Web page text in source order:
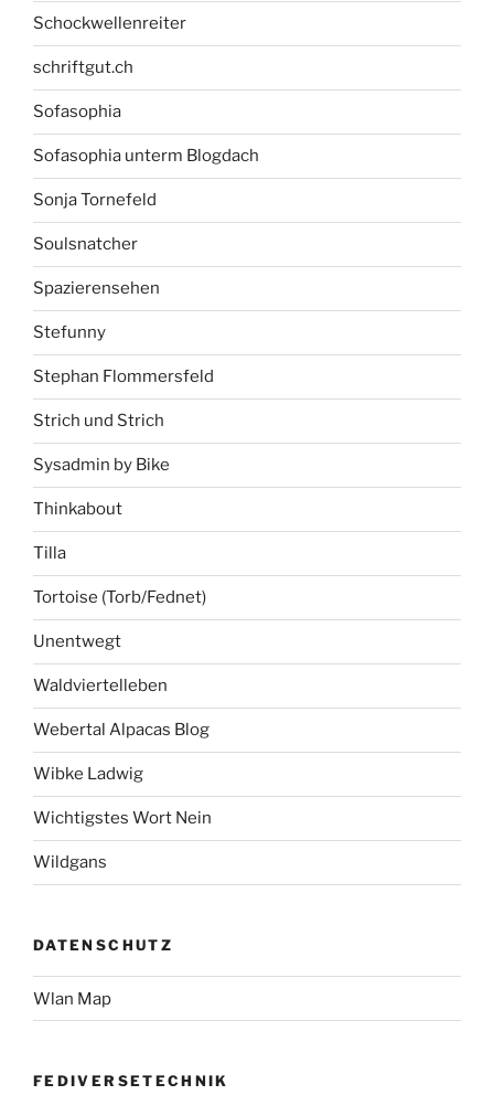
Schockwellenreiter
schriftgut.ch
Sofasophia
Sofasophia unterm Blogdach
Sonja Tornefeld
Soulsnatcher
Spazierensehen
Stefunny
Stephan Flommersfeld
Strich und Strich
Sysadmin by Bike
Thinkabout
Tilla
Tortoise (Torb/Fednet)
Unentwegt
Waldviertelleben
Webertal Alpacas Blog
Wibke Ladwig
Wichtigstes Wort Nein
Wildgans
DATENSCHUTZ
Wlan Map
FEDIVERSETECHNIK